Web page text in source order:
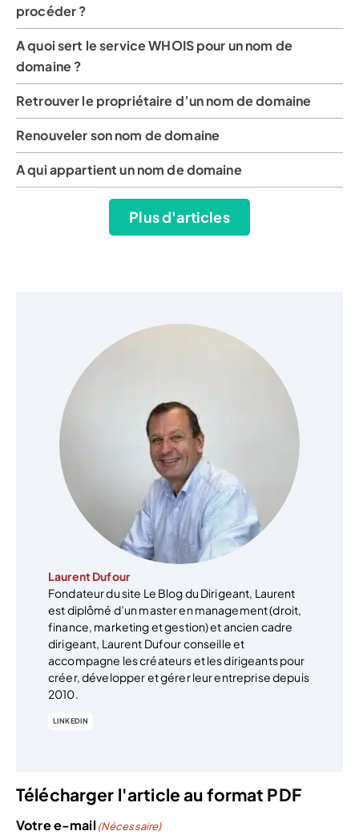
procéder ?
A quoi sert le service WHOIS pour un nom de
domaine ?
Retrouver le propriétaire d’un nom de domaine
Renouveler son nom de domaine
A qui appartient un nom de domaine
Plus d'articles
Laurent Dufour
Fondateur du site Le Blog du Dirigeant, Laurent
est diplômé d’un master en management (droit,
finance, marketing et gestion) et ancien cadre
dirigeant, Laurent Dufour conseille et
accompagne les créateurs et les dirigeants pour
créer, développer et gérer leur entreprise depuis
2010.
LINKEDIN
Télécharger l'article au format PDF
Votre e-mail (Nécessaire)